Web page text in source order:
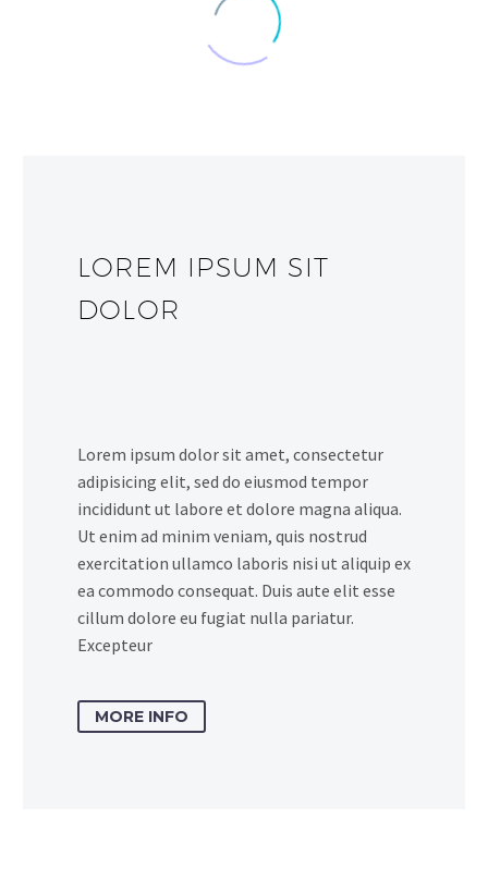
LOREM IPSUM SIT
DOLOR
Lorem ipsum dolor sit amet, consectetur
adipisicing elit, sed do eiusmod tempor
incididunt ut labore et dolore magna aliqua.
Ut enim ad minim veniam, quis nostrud
exercitation ullamco laboris nisi ut aliquip ex
ea commodo consequat. Duis aute elit esse
cillum dolore eu fugiat nulla pariatur.
Excepteur
MORE INFO